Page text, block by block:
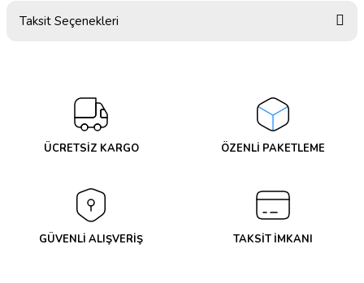
Taksit Seçenekleri
ÜCRETSİZ KARGO ÖZENLİ PAKETLEME
GÜVENLİ ALIŞVERİŞ TAKSİT İMKANI